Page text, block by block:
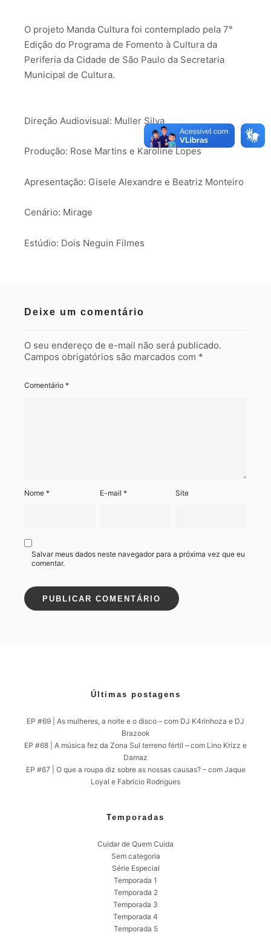
O projeto Manda Cultura foi contemplado pela 7°
Edição do Programa de Fomento à Cultura da
Periferia da Cidade de São Paulo da Secretaria
Municipal de Cultura.
Direção Audiovisual: Muller Silva
Produção: Rose Martins e Karoline Lopes
Apresentação: Gisele Alexandre e Beatriz Monteiro
Cenário: Mirage
Estúdio: Dois Neguin Filmes
Deixe um comentário
O seu endereço de e-mail não será publicado.
Campos obrigatórios são marcados com *
Comentário *
Nome * E-mail* Site
Salvar meus dados neste navegador para a próxima vez que eu
comentar.
Últimas postagens
EP #69 | As mulheres, a noite e o disco – com DJ K4rinhoza e DJ
Brazook
EP #68 | A música fez da Zona Sul terreno fértil – com Lino Krizz e
Damaz
EP #67 | O que a roupa diz sobre as nossas causas? – com Jaque
Loyal e Fabrício Rodrigues
Temporadas
Cuidar de Quem Cuida
Sem categoria
Série Especial
Temporada 1
Temporada 2
Temporada 3
Temporada 4
Temporada 5